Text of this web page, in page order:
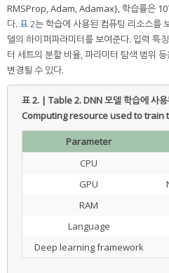
RMSProp, Adam, Adamax}, 학습률은 10
다. 표 2는 학습에 사용된 컴퓨팅 리소스를
델의 하이퍼파라미터를 보여준다. 입력 특
터 세트의 분할 비율, 파라미터 탐색 범위
변경될 수 있다.
표 2. | Table 2.DNN 모델 학습에 사
Computing resource used to train
Parameter
CPU
GPU
RAM
Language
Deep learning framework